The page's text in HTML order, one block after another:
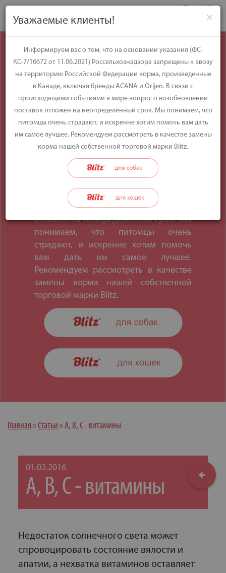
Уважаемые
клиенты!
Информируем вас о том, что на
основании указания (ФС-КС-7/16672 от
11.06.2021) Россельхознадзора
запрещены к ввозу на территорию
Российской Федерации корма,
произведенные в Канаде, включая
происходящими событиями в мире
вопрос о возобновлении поставок
отложен на неопределённый срок. Мы
понимаем, что питомцы очень
страдают, и искренне хотим помочь
вам дать им самое лучшее.
Рекомендуем рассмотреть в качестве
замены корма нашей собственной
торговой марки Blitz.
Главная » Статьи » A, B, C - витамины
01.02.2016
A, B, C - витамины
Недостаток солнечного света может
спровоцировать состояние вялости и
апатии, а нехватка витаминов оставляет
×
Уважаемые клиенты!
Информируем вас о том, что на основании указания (ФС-
КС-7/16672 от 11.06.2021) Россельхознадзора запрещены к ввозу
на территорию Российской Федерации корма, произведенные
в Канаде, включая бренды ACANA и Orijen. В связи с
происходящими событиями в мире вопрос о возобновлении
поставок отложен на неопределённый срок. Мы понимаем, что
питомцы очень страдают, и искренне хотим помочь вам дать
им самое лучшее. Рекомендуем рассмотреть в качестве замены
корма нашей собственной торговой марки Blitz.